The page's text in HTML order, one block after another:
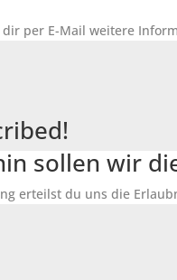
per E-Mail weitere
sollen wir
erteilst du uns die